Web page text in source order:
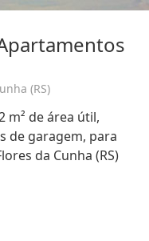
(RS)
m² de área útil,
de garagem, para
da Cunha (RS)